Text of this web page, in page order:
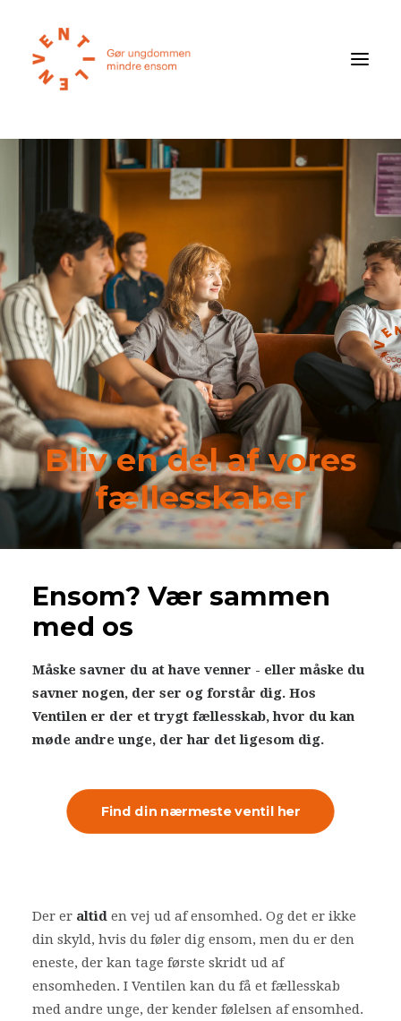
Føler du dig ensom?
Om ensomhed
Om Ventilen
STØT
Ventilens Efterårstur 2026
Bliv medlem
Book oplæg
Shop
Bliv frivillig
Nyheder
Search
Cart
Bliv en del af vores
fællesskaber
Ensom? Vær sammen
med os
Måske savner du at have venner - eller måske du
savner nogen, der ser og forstår dig. Hos
Ventilen er der et trygt fællesskab, hvor du kan
møde andre unge, der har det ligesom dig.
Find din nærmeste ventil her
Der er altid en vej ud af ensomhed. Og det er ikke
din skyld, hvis du føler dig ensom, men du er den
eneste, der kan tage første skridt ud af
ensomheden. I Ventilen kan du få et fællesskab
med andre unge, der kender følelsen af ensomhed.